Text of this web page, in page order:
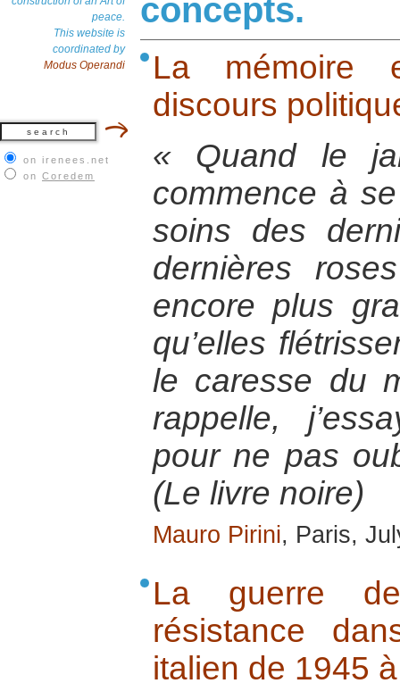
peace.
This website is
coordinated by
Modus Operandi
on irenees.net
on Coredem
concepts.
La mémoire
discours
« Quand le
commence à
soins des
dernières
encore plus
qu’elles
le caresse du
rappelle,
pour ne pas
(Le livre noire)
Mauro Pirini, Paris,
La guerre
résistance
italien de 1945